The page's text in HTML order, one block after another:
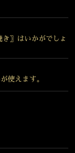
〗はいかがでしょ
使えます。